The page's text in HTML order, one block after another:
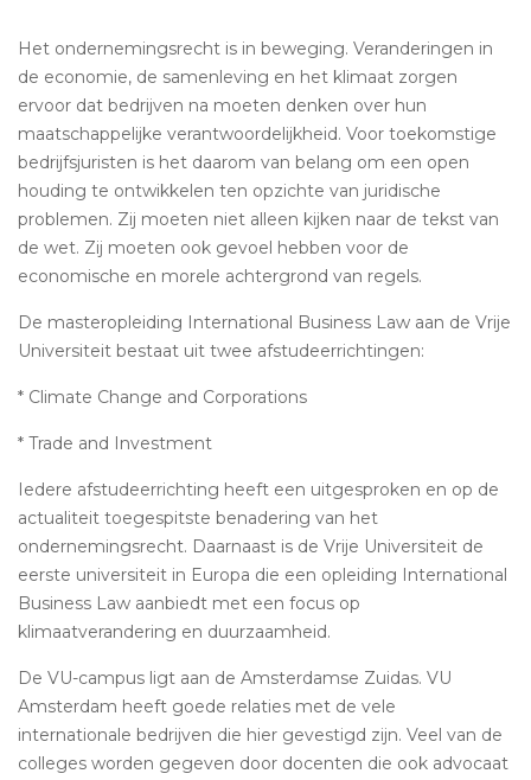
Het ondernemingsrecht is in beweging. Veranderingen in
de economie, de samenleving en het klimaat zorgen
ervoor dat bedrijven na moeten denken over hun
maatschappelijke verantwoordelijkheid. Voor toekomstige
bedrijfsjuristen is het daarom van belang om een open
houding te ontwikkelen ten opzichte van juridische
problemen. Zij moeten niet alleen kijken naar de tekst van
de wet. Zij moeten ook gevoel hebben voor de
economische en morele achtergrond van regels.
De masteropleiding International Business Law aan de Vrije
Universiteit bestaat uit twee afstudeerrichtingen:
* Climate Change and Corporations
* Trade and Investment
Iedere afstudeerrichting heeft een uitgesproken en op de
actualiteit toegespitste benadering van het
ondernemingsrecht. Daarnaast is de Vrije Universiteit de
eerste universiteit in Europa die een opleiding International
Business Law aanbiedt met een focus op
klimaatverandering en duurzaamheid.
De VU-campus ligt aan de Amsterdamse Zuidas. VU
Amsterdam heeft goede relaties met de vele
internationale bedrijven die hier gevestigd zijn. Veel van de
colleges worden gegeven door docenten die ook advocaat